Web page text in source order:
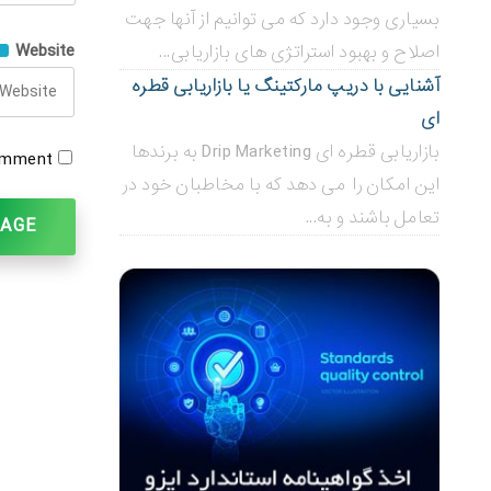
Website
بسیاری وجود دارد که می توانیم از آنها جهت
اصلاح و بهبود استراتژی های بازاریابی...
آشنایی با دریپ مارکتینگ یا بازاریابی قطره
ای
بازاریابی قطره ای Drip Marketing به برندها
این امکان را می دهد که با مخاطبان خود در
تعامل باشند و به...